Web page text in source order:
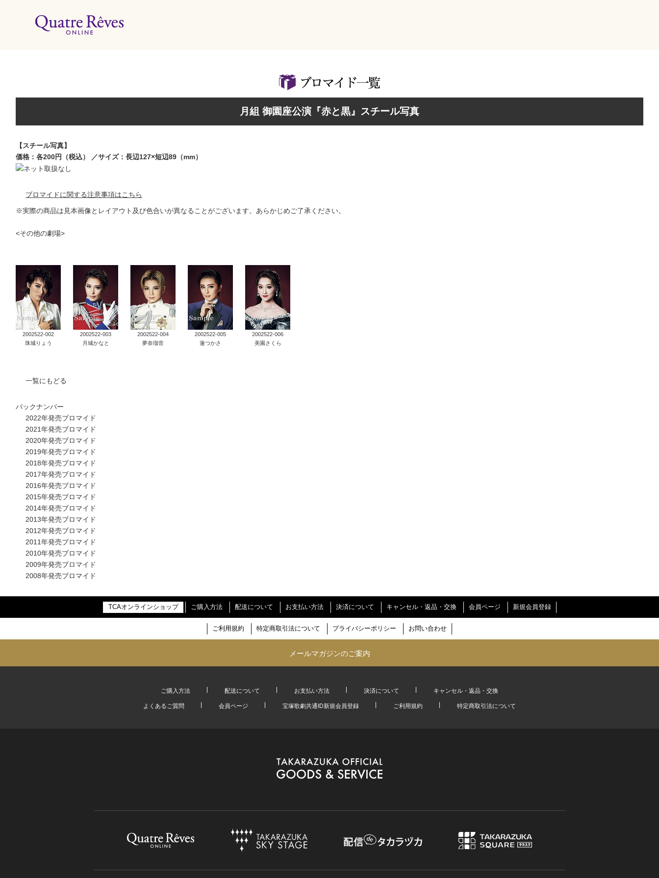
月組 御園座公演『赤と黒』スチール写真
【スチール写真】
価格：各200円（税込） ／サイズ：長辺127×短辺89（mm）
ブロマイドに関する注意事項はこちら
※実際の商品は見本画像とレイアウト及び色合いが異なることがございます。あらかじめご了承ください。
<その他の劇場>
2002522-002
珠城りょう
2002522-003
月城かなと
2002522-004
夢奈瑠音
2002522-005
蓮つかさ
2002522-006
美園さくら
一覧にもどる
バックナンバー
2022年発売ブロマイド
2021年発売ブロマイド
2020年発売ブロマイド
2019年発売ブロマイド
2018年発売ブロマイド
2017年発売ブロマイド
2016年発売ブロマイド
2015年発売ブロマイド
2014年発売ブロマイド
2013年発売ブロマイド
2012年発売ブロマイド
2011年発売ブロマイド
2010年発売ブロマイド
2009年発売ブロマイド
2008年発売ブロマイド
TCAオンラインショップ ご購入方法 配送について お支払い方法 決済について キャンセル・返品・交換 会員ページ 新規会員登録
ご利用規約 特定商取引法について プライバシーポリシー お問い合わせ
メールマガジンのご案内
ご購入方法 配送について お支払い方法 決済について
キャンセル・返品・交換
よくあるご質問
会員ページ 宝塚歌劇共通ID新規会員登録 ご利用規約 特定商取引法について
グッズ
カスタマイズCD
タカラヅカ オフィシャルグッズ&サービス
タカラヅカ・スカイ・ステージ
配信deタカラヅカ
宝塚クリエイティブアーツ オフィシャルサイト
宝塚クリエイティブアーツ 採用情報
宝塚歌劇公式ホームページ